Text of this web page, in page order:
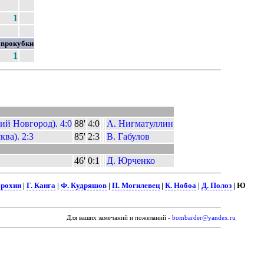
1
1
Новгород). 4:0 88' 4:0
А. Нигматуллин
2:3 85' 2:3 В. Габулов
46' 0:1 Д. Юрченко
| Г. Канга| Ф. Кудряшов| П. Могилевец| К. Нобоа| Д. Полоз| Ю
Для ваших замечаний и пожеланий - bombarder@yandex.ru